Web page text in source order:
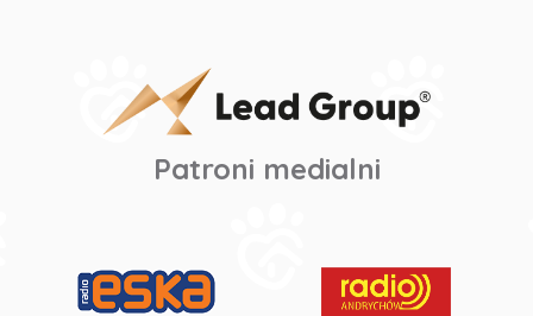
Patroni medialni